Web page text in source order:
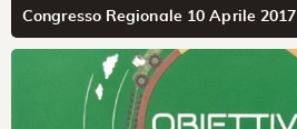
Congresso Regionale 10 Aprile 2017